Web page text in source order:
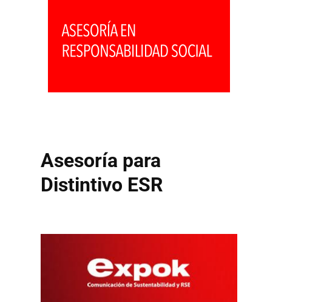
Asesoría para
Distintivo ESR